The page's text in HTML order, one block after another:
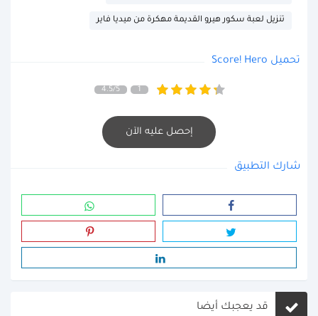
تنزيل لعبة سكور هيرو القديمة مهكرة من ميديا فاير
تحميل Score! Hero
4.5/5 1
إحصل عليه الآن
شارك التطبيق
قد يعجبك أيضا